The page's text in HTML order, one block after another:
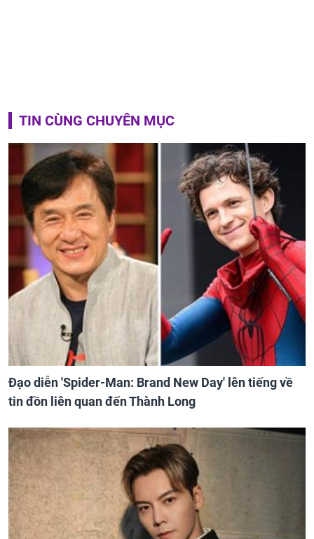
TIN CÙNG CHUYÊN MỤC
Đạo diễn 'Spider-Man: Brand New Day' lên tiếng về
tin đồn liên quan đến Thành Long